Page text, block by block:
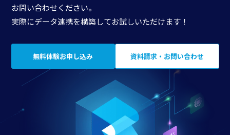
お問い合わせください。
実際にデータ連携を構築してお試しいただけます！
無料体験お申し込み 資料請求・お問い合わせ